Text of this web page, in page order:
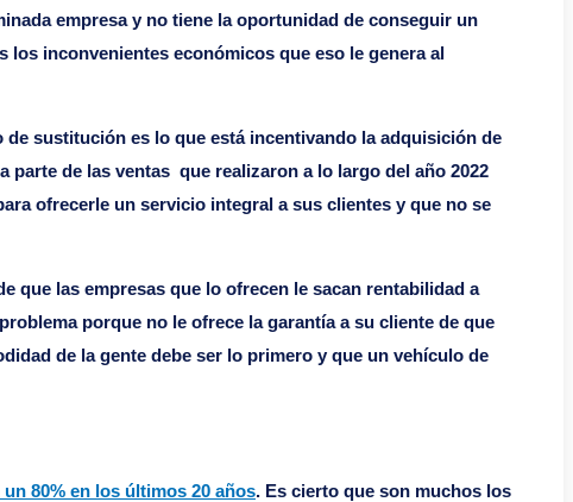
empresa y no tiene la oportunidad de conseguir un
inconvenientes económicos que eso le genera al
sustitución es lo que está incentivando la adquisición de
parte de las ventas que realizaron a lo largo del año 2022
ofrecerle un servicio integral a sus clientes y que no se
que las empresas que lo ofrecen le sacan rentabilidad a
porque no le ofrece la garantía a su cliente de que
de la gente debe ser lo primero y que un vehículo de
80% en los últimos 20 años. Es cierto que son muchos los